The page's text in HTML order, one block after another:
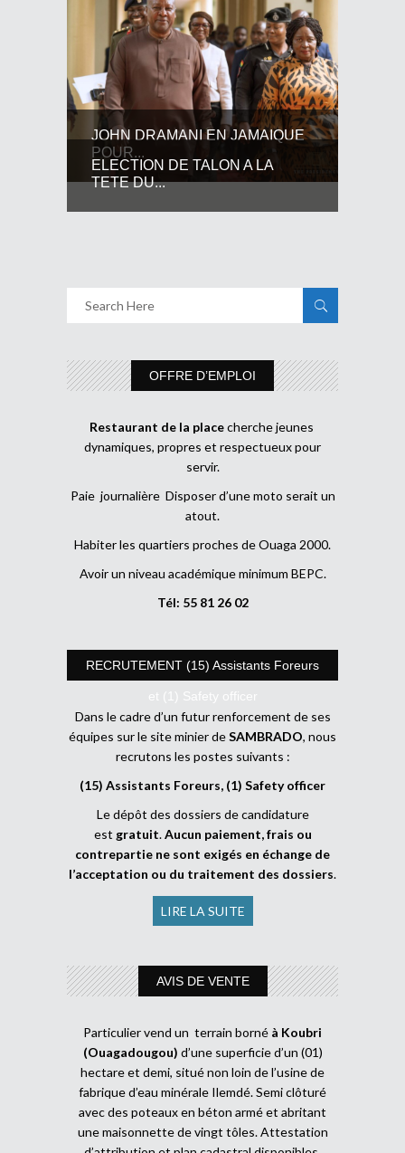
JOHN DRAMANI EN JAMAIQUE
POUR...
ELECTION DE TALON A LA
TETE DU...
OFFRE D’EMPLOI
Restaurant de la placecherche jeunes
dynamiques, propres et respectueux pour
servir.
Paie journalière Disposer d’une moto serait un
atout.
Habiter les quartiers proches de Ouaga 2000.
Avoir un niveau académique minimum BEPC.
Tél: 55 81 26 02
RECRUTEMENT (15) Assistants Foreurs
et (1) Safety officer
Dans le cadre d’un futur renforcement de ses
équipes sur le site minier deSAMBRADO, nous
recrutons les postes suivants :
(15) Assistants Foreurs, (1) Safety officer
Le dépôt des dossiers de candidature
est gratuit.Aucun paiement, frais ou
contrepartie ne sont exigés en échange de
l’acceptation ou du traitement des dossiers.
LIRE LA SUITE
AVIS DE VENTE
Particulier vend un terrain borné à Koubri
(Ouagadougou) d’une superficie d’un (01)
hectare et demi, situé non loin de l’usine de
fabrique d’eau minérale Ilemdé. Semi clôturé
avec des poteaux en béton armé et abritant
une maisonnette de vingt tôles. Attestation